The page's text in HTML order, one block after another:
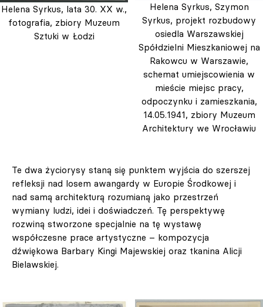
Helena Syrkus, lata 30. XX w.,
fotografia, zbiory Muzeum
Sztuki w Łodzi
Helena Syrkus, Szymon
Syrkus, projekt rozbudowy
osiedla Warszawskiej
Spółdzielni Mieszkaniowej na
Rakowcu w Warszawie,
schemat umiejscowienia w
mieście miejsc pracy,
odpoczynku i zamieszkania,
14.05.1941, zbiory Muzeum
Architektury we Wrocławiu
Te dwa życiorysy staną się punktem wyjścia do szerszej
refleksji nad losem awangardy w Europie Środkowej i
nad samą architekturą rozumianą jako przestrzeń
wymiany ludzi, idei i doświadczeń. Tę perspektywę
rozwiną stworzone specjalnie na tę wystawę
współczesne prace artystyczne – kompozycja
dźwiękowa Barbary Kingi Majewskiej oraz tkanina Alicji
Bielawskiej.